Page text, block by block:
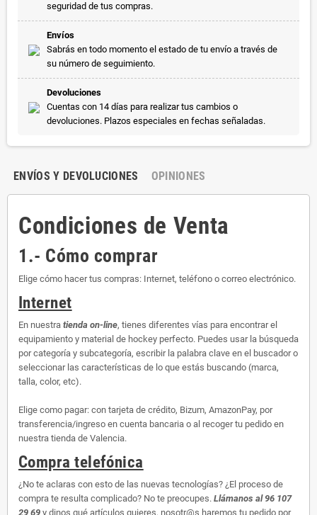
seguridad de tus compras.
Envíos
Sabrás en todo momento el estado de tu envío a través de
su número de seguimiento.
Devoluciones
Cuentas con 14 días para realizar tus cambios o
devoluciones. Plazos especiales en fechas señaladas.
ENVÍOS Y DEVOLUCIONES OPINIONES
Condiciones de Venta
1.- Cómo comprar
Elige cómo hacer tus compras: Internet, teléfono o correo electrónico.
Internet
En nuestra tienda on-line, tienes diferentes vías para encontrar el
equipamiento y material de hockey perfecto. Puedes usar la búsqueda
por categoría y subcategoría, escribir la palabra clave en el buscador o
seleccionar las características de lo que estás buscando (marca,
talla, color, etc).
Elige como pagar: con tarjeta de crédito, Bizum, AmazonPay, por
transferencia/ingreso en cuenta bancaria o al recoger tu pedido en
nuestra tienda de Valencia.
Compra telefónica
¿No te aclaras con esto de las nuevas tecnologías? ¿El proceso de
compra te resulta complicado? No te preocupes. Llámanos al 96 107
29 69 y dinos qué artículos quieres, nosotr@s haremos tu pedido por